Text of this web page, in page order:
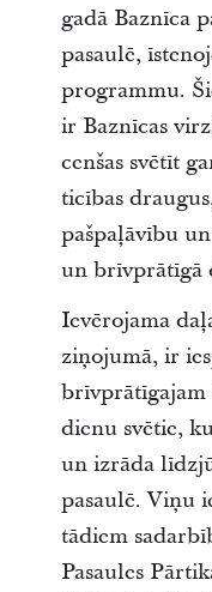
gadā Baznīca
pasaulē,
programmu.
ir Baznīcas
cenšas svētīt
ticības
pašpaļāvību
un brīvprātīgā
Ievērojama
ziņojumā, ir
brīvprātīgajam
dienu svētie,
un izrāda
pasaulē. Viņu
tādiem
Pasaules